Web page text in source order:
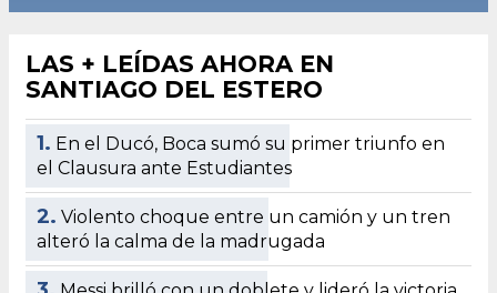
LAS + LEÍDAS AHORA EN
SANTIAGO DEL ESTERO
1. En el Ducó, Boca sumó su primer triunfo en
el Clausura ante Estudiantes
2. Violento choque entre un camión y un tren
alteró la calma de la madrugada